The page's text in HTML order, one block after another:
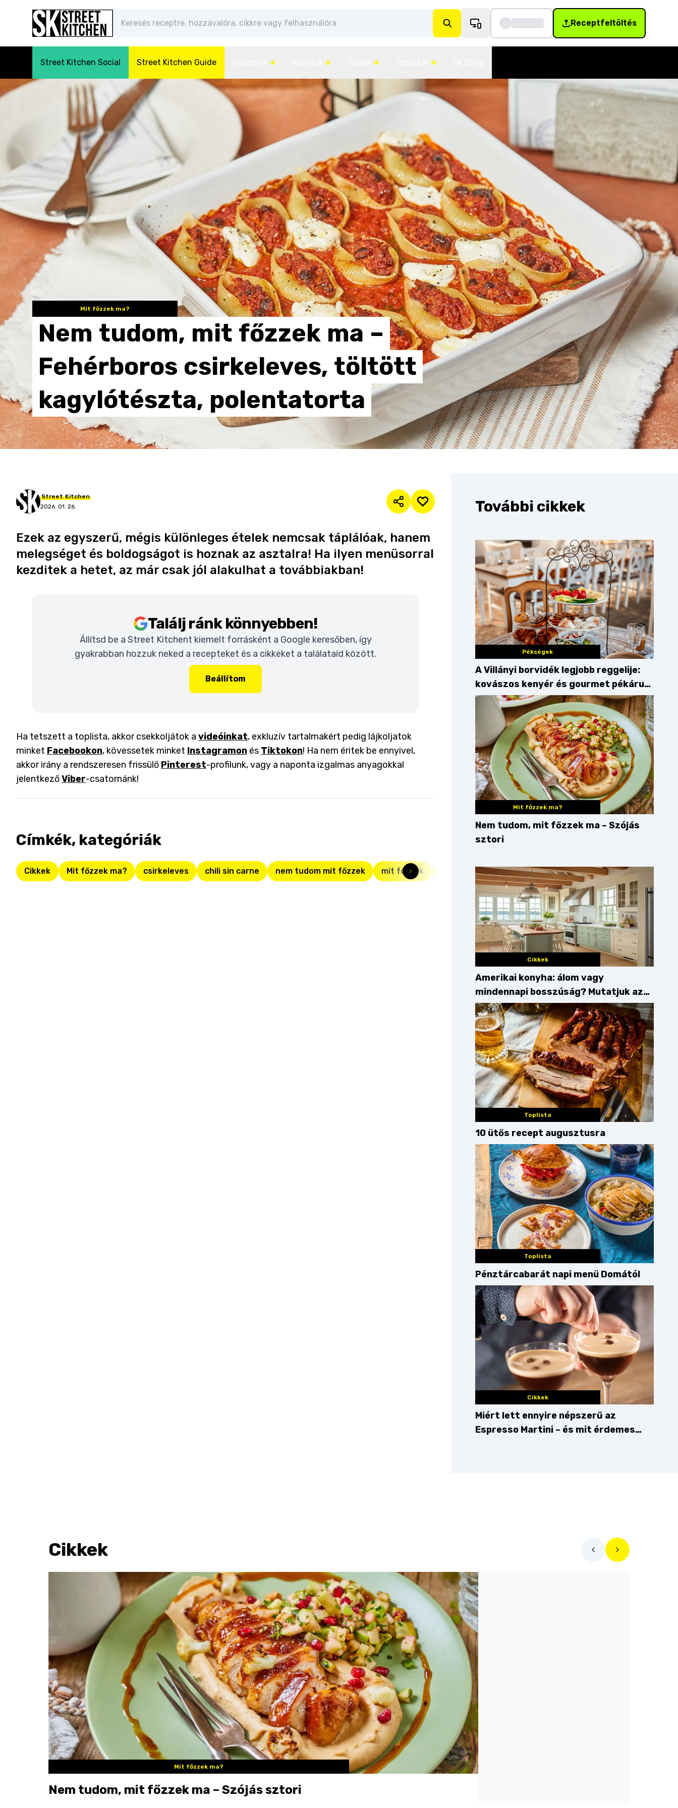
Receptfeltöltés
Street Kitchen Social Street Kitchen Guide
Mit főzzek ma?
Nem tudom, mit főzzek ma –
Fehérboros csirkeleves, töltött
kagylótészta, polentatorta
Street Kitchen
2026. 01. 26.
Ezek az egyszerű, mégis különleges ételek nemcsak táplálóak, hanem
melegséget és boldogságot is hoznak az asztalra! Ha ilyen menüsorral
kezditek a hetet, az már csak jól alakulhat a továbbiakban!
Találj ránk könnyebben!
Állítsd be a Street Kitchent kiemelt forrásként a Google keresőben, így
gyakrabban hozzuk neked a recepteket és a cikkeket a találataid között.
Beállítom
Ha tetszett a toplista, akkor csekkoljátok a videóinkat, exkluzív tartalmakért pedig lájkoljatok
minket Facebookon, kövessetek minket Instagramon és Tiktokon! Ha nem éritek be ennyivel,
akkor irány a rendszeresen frissülő Pinterest-profilunk, vagy a naponta izgalmas anyagokkal
jelentkezőViber-csatornánk!
Címkék, kategóriák
Cikkek Mit főzzek ma? csirkeleves chili sin carne nem tudom mit főzzek mit főzzek mit főzzek ma?
További cikkek
Pékségek
A Villányi borvidék legjobb reggelije:
kovászos kenyér és gourmet pékáruk
Palkonyán
Mit főzzek ma?
Nem tudom, mit főzzek ma – Szójás
sztori
Cikkek
Amerikai konyha: álom vagy
mindennapi bosszúság? Mutatjuk az
érveket
Toplista
10 ütős recept augusztusra
Toplista
Pénztárcabarát napi menü Domától
Cikkek
Miért lett ennyire népszerű az
Espresso Martini – és mit érdemes
Cikkek
Mit főzzek ma?
Nem tudom, mit főzzek ma – Szójás sztori